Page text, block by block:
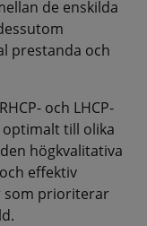
de enskilda
prestanda och
och LHCP-
till olika
högkvalitativa
effektiv
som prioriterar